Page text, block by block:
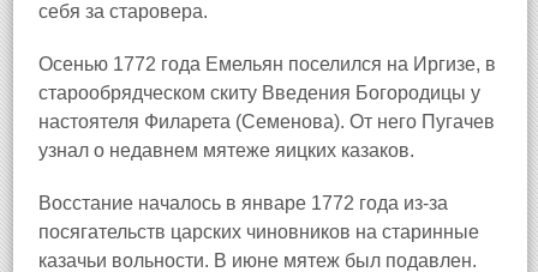
себя за старовера.
Осенью 1772 года Емельян поселился на Иргизе, в
старообрядческом скиту Введения Богородицы у
настоятеля Филарета (Семенова). От него Пугачев
узнал о недавнем мятеже яицких казаков.
Восстание началось в январе 1772 года из‑за
посягательств царских чиновников на старинные
казачьи вольности. В июне мятеж был подавлен.